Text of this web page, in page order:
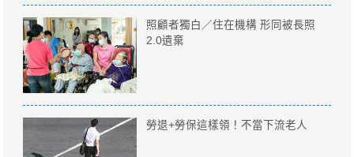
照顧者獨白／住在機構 形同被長照
2.0遺棄
勞退+勞保這樣領！不當下流老人